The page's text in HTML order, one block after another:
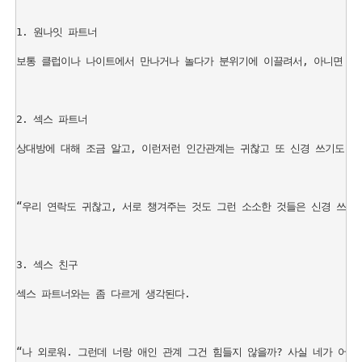
지
회
1. 원나잇 파트너
보통 클럽이나 나이트에서 만나거나 놀다가 분위기에 이끌려서, 아니
2. 섹스 파트너
상대방에 대해 조금 알고, 이런저런 인간관계는 귀찮고 또 신경 쓰기도
“우리 연락도 귀찮고, 서로 챙겨주는 것도 그런 소소한 것들은 신경 쓰
3. 섹스 친구
섹스 파트너와는 좀 다르게 생각된다.
“나 외로워. 그런데 너랑 애인 관계 그건 힘들지 않을까? 사실 네가 어